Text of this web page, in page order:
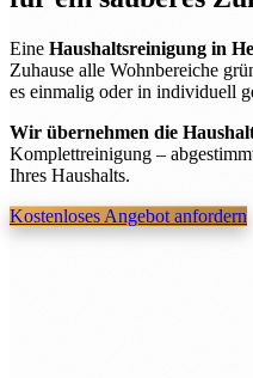
Eine Haushaltsreinigung in
Zuhause alle Wohnbereiche
es einmalig oder in individuell
Wir übernehmen die
Komplettreinigung –
Ihres Haushalts.
Kostenloses Angebot anfordern